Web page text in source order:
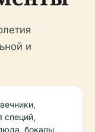
и
специй,
бокалы